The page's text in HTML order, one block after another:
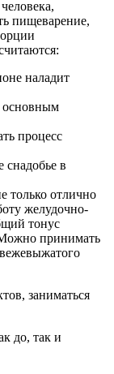
пищеварение,
наладит
основным
процесс
в
только отлично
желудочно-
тонус
принимать
до, так и